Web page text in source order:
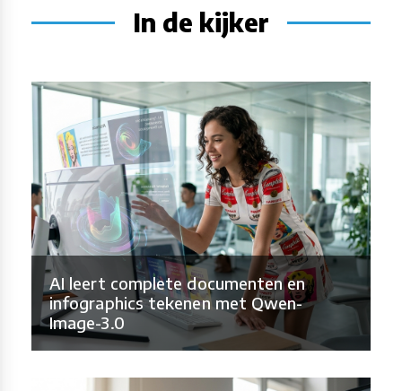
In de kijker
AI leert complete documenten en
infographics tekenen met Qwen-
Image-3.0